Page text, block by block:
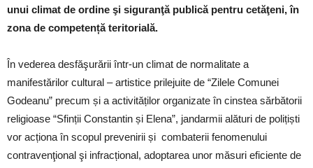
unui climat de ordine şi siguranţă publică pentru cetăţeni, în
zona de competență teritorială.
În vederea desfăşurării într-un climat de normalitate a
manifestărilor cultural – artistice prilejuite de “Zilele Comunei
Godeanu” precum și a activităților organizate în cinstea sărbătorii
religioase “Sfinții Constantin și Elena”, jandarmii alături de polițiști
vor acționa în scopul prevenirii și combaterii fenomenului
contravenţional şi infracțional, adoptarea unor măsuri eficiente de